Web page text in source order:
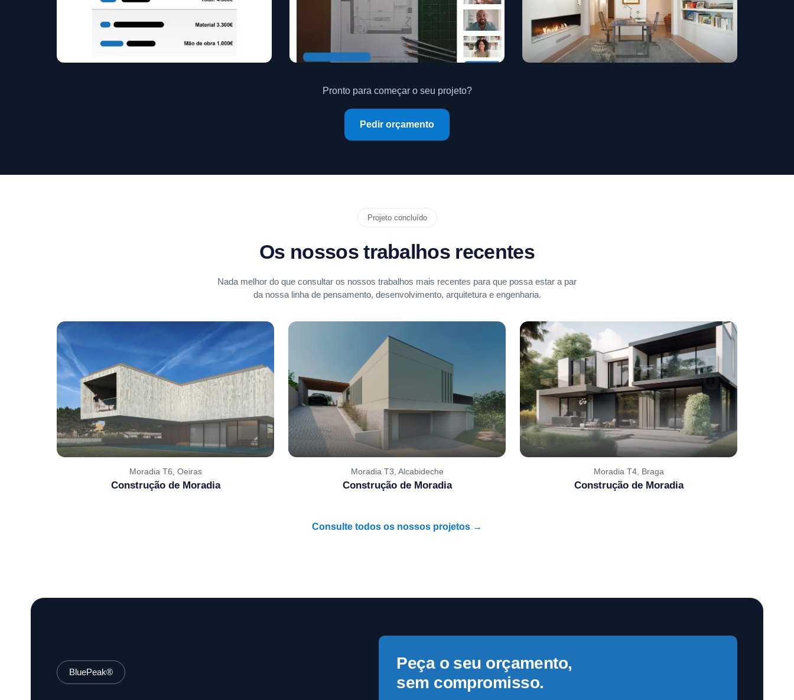
Pronto para começar o seu projeto?
Pedir orçamento
Projeto concluído
Os nossos trabalhos recentes
Nada melhor do que consultar os nossos trabalhos mais recentes para que possa estar a par
da nossa linha de pensamento, desenvolvimento, arquitetura e engenharia.
Moradia T6, Oeiras
Construção de Moradia
Moradia T3, Alcabideche
Construção de Moradia
Moradia T4, Braga
Construção de Moradia
Consulte todos os nossos projetos →
BluePeak®
Peça o seu orçamento,
sem compromisso.